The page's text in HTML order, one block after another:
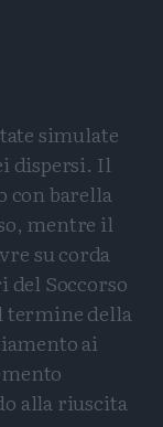
simulate
dispersi. Il
con barella
mentre il
su corda
Soccorso
termine della
ai
alla riuscita